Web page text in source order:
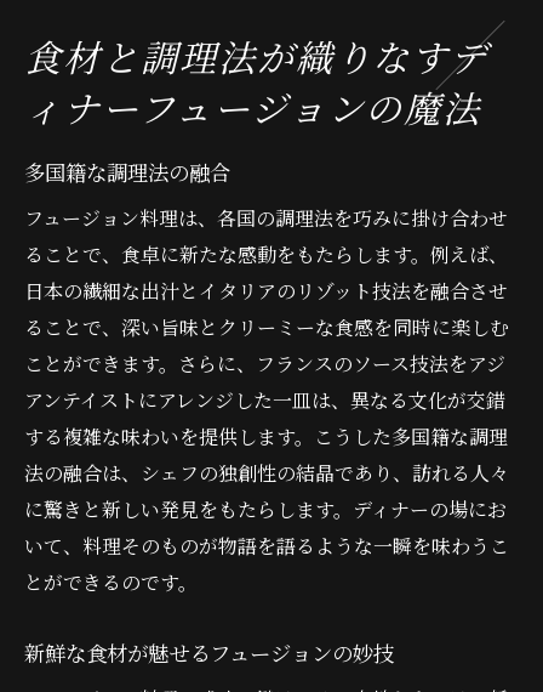
食材と調理法が織りなすデ
ィナーフュージョンの魔法
多国籍な調理法の融合
フュージョン料理は、各国の調理法を巧みに掛け合わせ
ることで、食卓に新たな感動をもたらします。例えば、
日本の繊細な出汁とイタリアのリゾット技法を融合させ
ることで、深い旨味とクリーミーな食感を同時に楽しむ
ことができます。さらに、フランスのソース技法をアジ
アンテイストにアレンジした一皿は、異なる文化が交錯
する複雑な味わいを提供します。こうした多国籍な調理
法の融合は、シェフの独創性の結晶であり、訪れる人々
に驚きと新しい発見をもたらします。ディナーの場にお
いて、料理そのものが物語を語るような一瞬を味わうこ
とができるのです。
新鮮な食材が魅せるフュージョンの妙技